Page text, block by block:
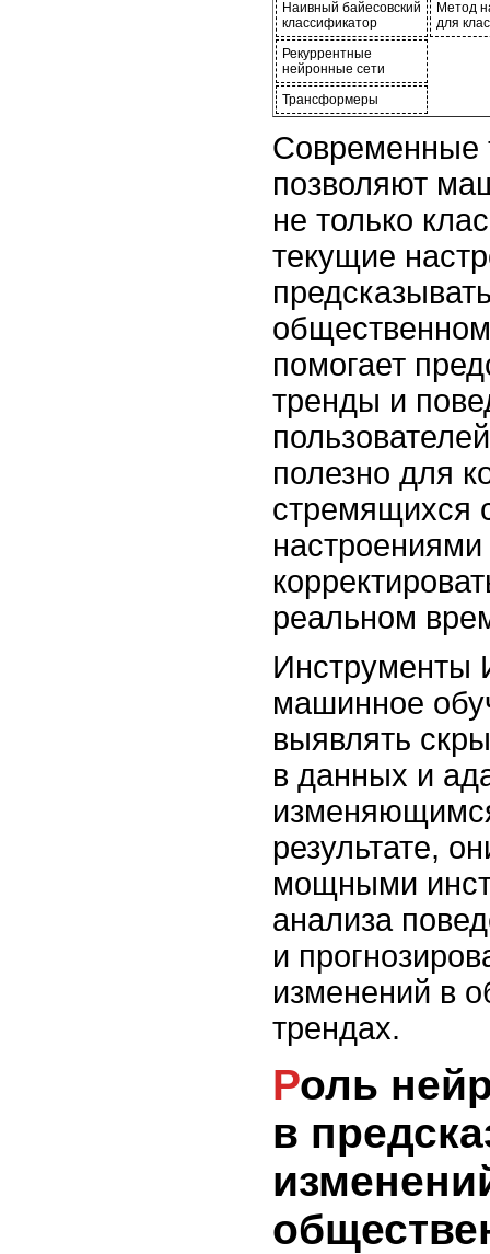
Наивный байесовский
классификатор
Метод
для
Рекуррентные
нейронные сети
Трансформеры
Современные
позволяют
не только
текущие
помогает
тренды и
полезно для
стремящихся
настроениями
реальном
Инструменты
машинное
выявлять
в данных и
результате,
мощными
анализа
и
изменений в
трендах.
Роль нейронных сетей
в